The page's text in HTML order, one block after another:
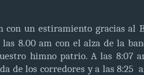
con un estiramiento gracias al
las 8.00 am con el alza de la
himno patrio. A las 8:07
de los corredores y a las 8:25